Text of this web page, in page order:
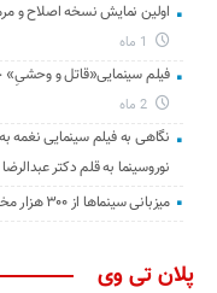
اولین نمایش نسخه اصلاح و
فیلم سینمایی«قاتل و وحشیِ»
2 ماه
نگاهی به فیلم سینمایی نغمه
نوروسینما به قلم دکتر
میزبانی سینماها از ۳۰۰ هزار مخاطب در هفته گذشته
پلان تی وی